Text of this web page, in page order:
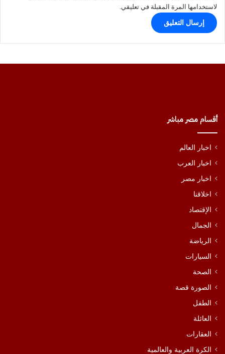
لاستخدامها المرة المقبلة في تعليقي.
أقسام مصر مباشر
اخبار العالم
اخبار العرب
اخبار مصر
اخلاقنا
الإقتصاد
الجمال
الرياضة
السيارات
الصحة
الصورة قصة
الطفل
العائلة
العقارات
الكرة العربية والعالمية